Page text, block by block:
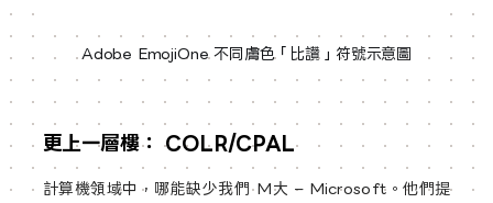
Adobe EmojiOne 不同膚色「比讚」符號示意圖
更上一層樓： COLR/CPAL
計算機領域中，哪能缺少我們 M大 – Microsoft。他們提